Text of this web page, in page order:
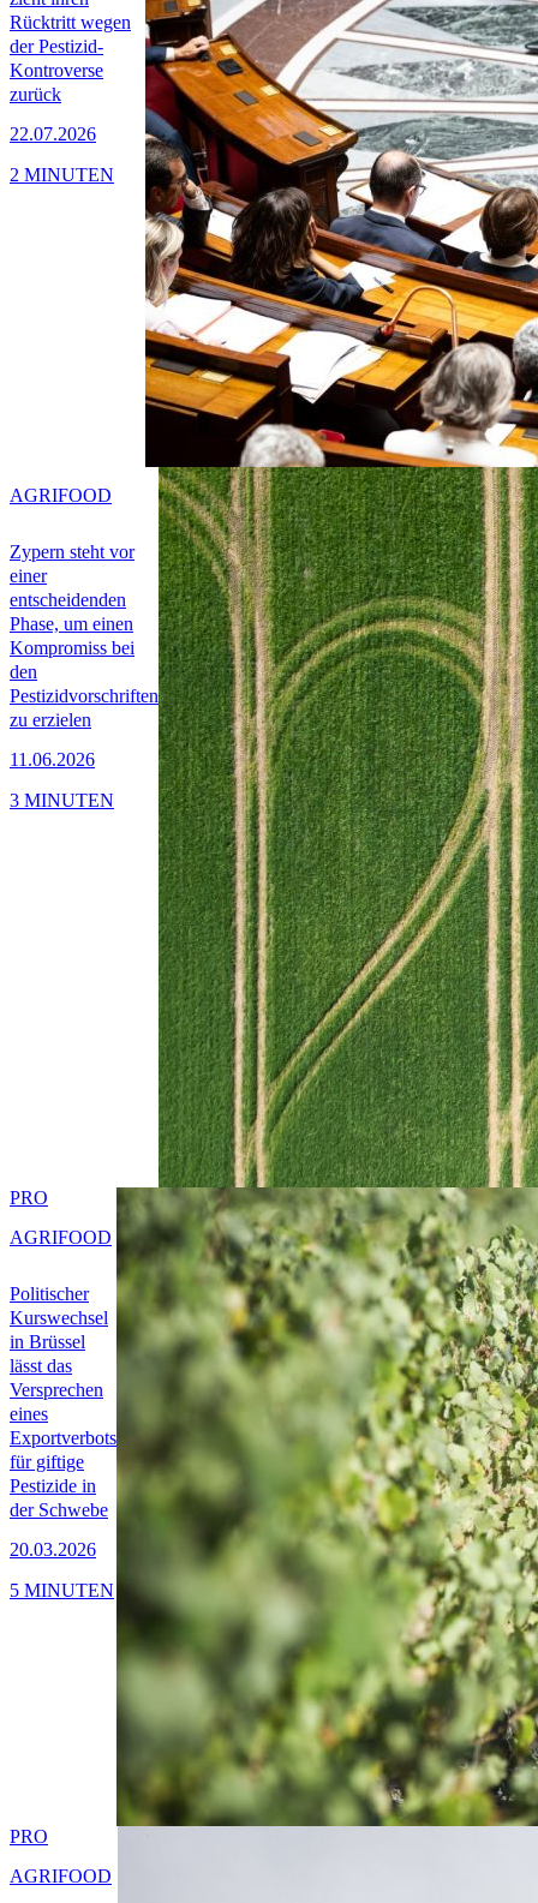
Rücktritt wegen
der Pestizid-
Kontroverse
zurück
22.07.2026
2 MINUTEN
Zypern steht vor
einer
entscheidenden
Phase, um einen
Kompromiss bei
den
Pestizidvorschriften
zu erzielen
11.06.2026
AGRIFOOD
3 MINUTEN
Politischer
Kurswechsel
in Brüssel
lässt das
Versprechen
eines
Exportverbots
für giftige
Pestizide in
der Schwebe
20.03.2026
PRO
AGRIFOOD
5 MINUTEN
PRO
AGRIFOOD